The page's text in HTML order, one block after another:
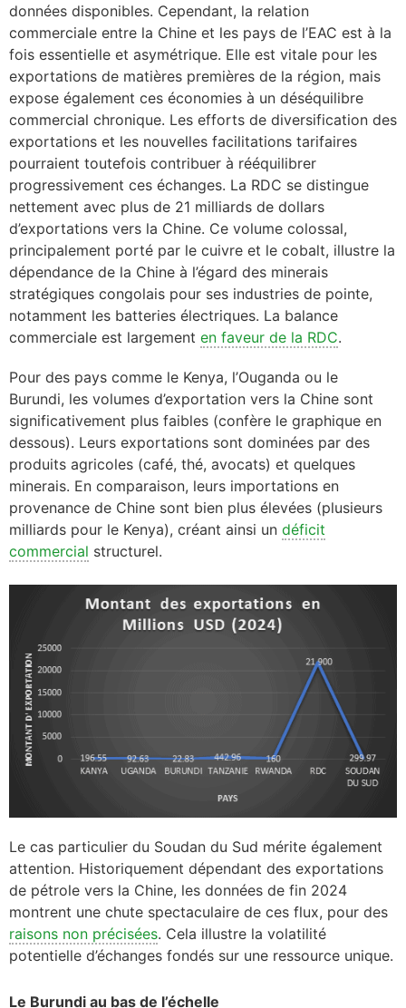
données disponibles. Cependant, la relation
commerciale entre la Chine et les pays de l’EAC est à la
fois essentielle et asymétrique. Elle est vitale pour les
exportations de matières premières de la région, mais
expose également ces économies à un déséquilibre
commercial chronique. Les efforts de diversification des
exportations et les nouvelles facilitations tarifaires
pourraient toutefois contribuer à rééquilibrer
progressivement ces échanges. La RDC se distingue
nettement avec plus de 21 milliards de dollars
d’exportations vers la Chine. Ce volume colossal,
principalement porté par le cuivre et le cobalt, illustre la
dépendance de la Chine à l’égard des minerais
stratégiques congolais pour ses industries de pointe,
notamment les batteries électriques. La balance
commerciale est largement en faveur de la RDC.
Pour des pays comme le Kenya, l’Ouganda ou le
Burundi, les volumes d’exportation vers la Chine sont
significativement plus faibles (confère le graphique en
dessous). Leurs exportations sont dominées par des
produits agricoles (café, thé, avocats) et quelques
minerais. En comparaison, leurs importations en
provenance de Chine sont bien plus élevées (plusieurs
milliards pour le Kenya), créant ainsi un déficit
commercial structurel.
Le cas particulier du Soudan du Sud mérite également
attention. Historiquement dépendant des exportations
de pétrole vers la Chine, les données de fin 2024
montrent une chute spectaculaire de ces flux, pour des
raisons non précisées. Cela illustre la volatilité
potentielle d’échanges fondés sur une ressource unique.
Le Burundi au bas de l’échelle